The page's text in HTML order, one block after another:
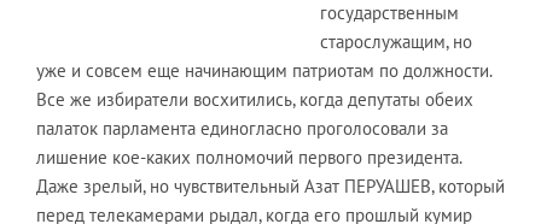
государственным
старослужащим, но
уже и совсем еще начинающим патриотам по должности.
Все же избиратели восхитились, когда депутаты обеих
палаток парламента единогласно проголосовали за
лишение кое-каких полномочий первого президента.
Даже зрелый, но чувствительный Азат ПЕРУАШЕВ, который
перед телекамерами рыдал, когда его прошлый кумир